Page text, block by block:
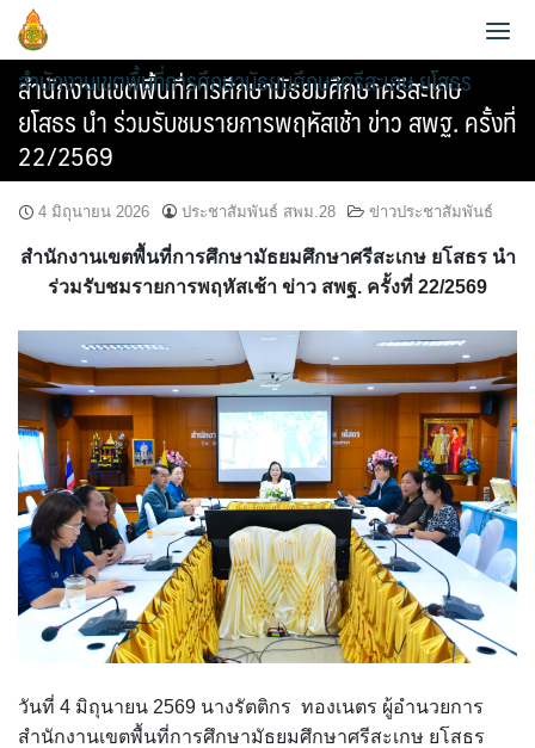
Skip
content
ประวัติความเป็นมา
วิสัยทัศน์และพันธกิจ
หน้าที่และอำนาจ
แผนพัฒนาคุณภาพการศึกษาขั้นพื้นฐานพ.ศ.2561-2564
แผนพัฒนาคุณภาพการศึกษาขั้นพื้นฐาน พ.ศ.2565-2567
แผนพัฒนาคุณภาพการศึกษาขั้นพื้นฐานพ.ศ.2566-2570
โครงสร้าง หน้าที่และอำนาจ
ทำเนียบ อ.ก.ค.ศ. เขตพื้นที่การศึกษา
อำนาจหน้าที่ อ.ก.ค.ศ.
ข้อมูลผู้บริหาร
กลุ่มอำนวยการ
กลุ่มบริหารงานการเงินและสินทรัพย์
กลุ่มบริหารงานบุคคล
กลุ่มนิเทศ ติดตาม และประเมินผลการจัดการศึกษา
กลุ่มส่งเสริมการจัดการศึกษา
กลุ่มนโยบายและแผน
กลุ่มส่งเสริมการศึกษาทางไกลฯ
ข้อมูลนักเรียน
วิเคราะห์ผลสอบ O-NET 2565
วิเคราะห์ผลสอบ O-NET 2567
แผนบริหารการศึกษาขั้นพื้นฐาน ปีงบ 2567
ผลงานวิชาการและงานวิจัย
เอกสารเผยแพร่
คู่มือการใช้งานเว็บไซต์
PISA CENTER
AMSS++
คู่มือ AMSS++
SMSS
Ememo
คู่มือ Ememo
e-SME
สายตรง ผอ.เขต
ข้อมูลการติดต่อและช่องทางการสอบถาม
Q&A กระดานถาม-ตอบ
Social Media
FACEBOOK
ระบบสมาชิก
สำนักงานเขตพื้นที่การศึกษามัธยมศึกษาศรีสะเกษ ยโสธร
สำนักงานเขตพื้นที่การศึกษามัธยมศึกษาศรีสะเกษ
ยโสธร นำ ร่วมรับชมรายการพฤหัสเช้า ข่าว สพฐ. ครั้งที่
22/2569
4 มิถุนายน 2026 ประชาสัมพันธ์ สพม.28 ข่าวประชาสัมพันธ์
สำนักงานเขตพื้นที่การศึกษามัธยมศึกษาศรีสะเกษ ยโสธร นำ
ร่วมรับชมรายการพฤหัสเช้า ข่าว สพฐ. ครั้งที่ 22/2569
วันที่ 4 มิถุนายน 2569 นางรัตติกร ทองเนตร ผู้อำนวยการ
สำนักงานเขตพื้นที่การศึกษามัธยมศึกษาศรีสะเกษ ยโสธร